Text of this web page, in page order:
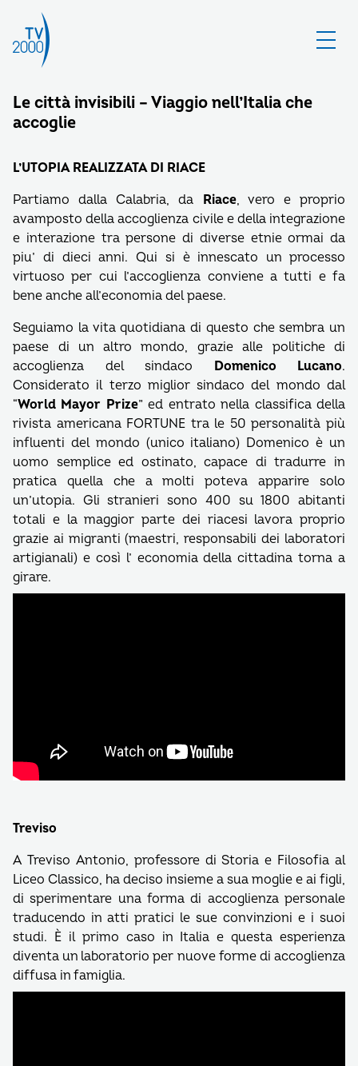
Le città invisibili – Viaggio nell’Italia che
accoglie
L’UTOPIA REALIZZATA DI RIACE
Partiamo dalla Calabria, da Riace, vero e proprio
avamposto della accoglienza civile e della integrazione
e interazione tra persone di diverse etnie ormai da
piu’ di dieci anni. Qui si è innescato un processo
virtuoso per cui l’accoglienza conviene a tutti e fa
bene anche all’economia del paese.
Seguiamo la vita quotidiana di questo che sembra un
paese di un altro mondo, grazie alle politiche di
accoglienza del sindaco Domenico Lucano.
Considerato il terzo miglior sindaco del mondo dal
“World Mayor Prize” ed entrato nella classifica della
rivista americana FORTUNE tra le 50 personalità più
influenti del mondo (unico italiano) Domenico è un
uomo semplice ed ostinato, capace di tradurre in
pratica quella che a molti poteva apparire solo
un’utopia. Gli stranieri sono 400 su 1800 abitanti
totali e la maggior parte dei riacesi lavora proprio
grazie ai migranti (maestri, responsabili dei laboratori
artigianali) e così l’ economia della cittadina torna a
girare.
Treviso
A Treviso Antonio, professore di Storia e Filosofia al
Liceo Classico, ha deciso insieme a sua moglie e ai figli,
di sperimentare una forma di accoglienza personale
traducendo in atti pratici le sue convinzioni e i suoi
studi. È il primo caso in Italia e questa esperienza
diventa un laboratorio per nuove forme di accoglienza
diffusa in famiglia.